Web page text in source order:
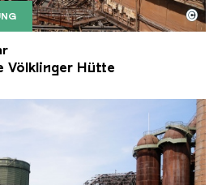
der Völklinger Hütte mit
Völklinger Hütte | Karl
©
Völklinger Hütte